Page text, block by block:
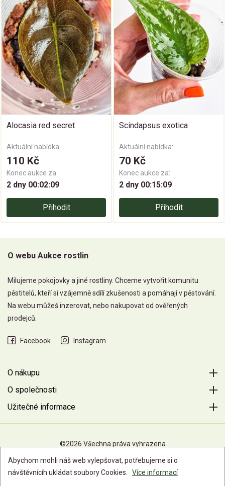
Alocasia red secret
Aktuální nabídka:
110 Kč
Konec aukce za:
2 dny 00:02:08
Přihodit
Scindapsus exotica
Aktuální nabídka:
70 Kč
Konec aukce za:
2 dny 00:15:08
Přihodit
O webu Aukce rostlin
Milujeme pokojovky a jiné rostliny. Chceme vytvořit komunitu
pěstitelů, kteří si vzájemně sdílí zkušenosti a pomáhají v pěstování.
Na webu můžeš inzerovat, nebo nakupovat od ověřených
prodejců.
Facebook Instagram
O nákupu
O společnosti
Užitečné informace
©2026 Všechna práva vyhrazena
Abychom mohli náš web vylepšovat, potřebujeme si o
návštěvnícíh ukládat soubory Cookies.
Více informací